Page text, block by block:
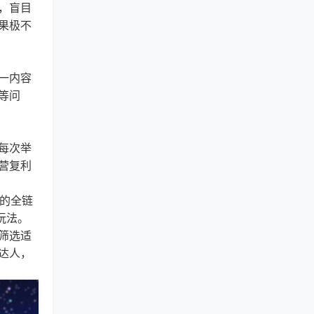
盲目
极不
内容
问
次举
复利
全链
。
选适
，